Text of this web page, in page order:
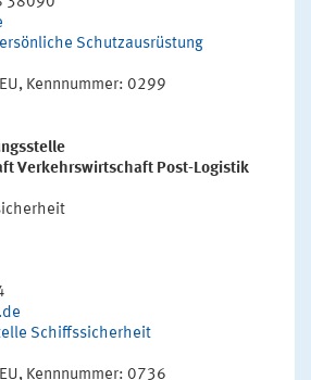
Schutzausrüstung
Kennnummer: 0299
Verkehrswirtschaft Post-Logistik
Schiffssicherheit
Kennnummer: 0736